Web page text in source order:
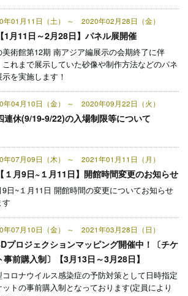
年01月11日（土） ～ 2020年02月28日（金）
【1月11日～2月28日】パネル展開催
美術館第12期 南アジア編展示の会期終了に伴
これまで展示していた砂像や制作方法などのパネ
示を実施します！
年04月10日（金） ～ 2020年09月22日（火）
連休(9/19-9/22)の入場制限等について
年07月09日（木） ～ 2021年01月11日（月）
【１月9日~１月11日】開館時間変更のお知らせ
9日~１月11日 開館時間の変更についてお知らせ
す
年07月10日（金） ～ 2021年03月28日（日）
プロジェクションマッピング開催中！〔チケ
事前購入制〕【3月13日～3月28日】
コロナウイルス感染症の予防対策として日時指定
ットの事前購入制となっております(定員により